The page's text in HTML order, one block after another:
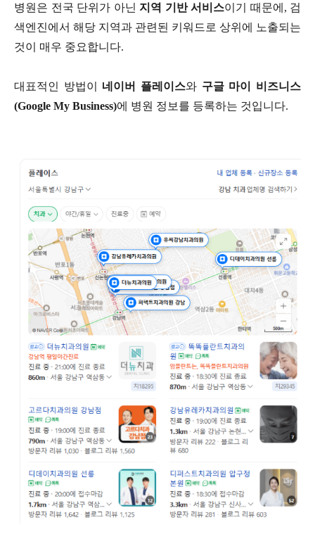
병원은 전국 단위가 아닌 지역 기반 서비스이기 때문에 , 검
색엔진에서 해당 지역과 관련된 키워드로 상위에 노출되는
것이 매우 중요합니다.
대표적인 방법이 네이버 플레이스와 구글 마이 비즈니스
(Google My Business)에 병원 정보를 등록하는 것입니다.